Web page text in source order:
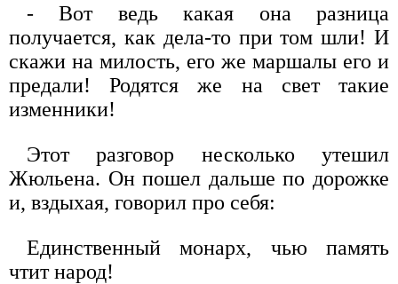
- Вот ведь какая она разница
получается, как дела-то при том шли! И
скажи на милость, его же маршалы его и
предали! Родятся же на свет такие
изменники!
Этот разговор несколько утешил
Жюльена. Он пошел дальше по дорожке
и, вздыхая, говорил про себя:
Единственный монарх, чью память
чтит народ!